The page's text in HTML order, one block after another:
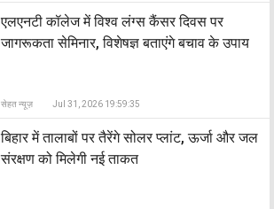
एलएनटी कॉलेज में विश्व लंग्स कैंसर दिवस पर
जागरूकता सेमिनार, विशेषज्ञ बताएंगे बचाव के उपाय
सेहत न्यूज़ Jul 31, 2026 19:59:35
बिहार में तालाबों पर तैरेंगे सोलर प्लांट, ऊर्जा और जल
संरक्षण को मिलेगी नई ताकत